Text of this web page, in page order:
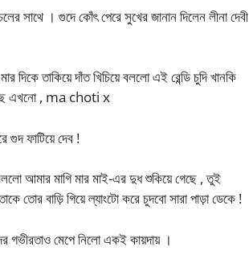
সাথে । গুদে কোঁৎ পেরে সুখের জানান দিলেন লীনা দেবী
দিকে তাকিয়ে দাঁত খিচিয়ে বললো এই রেন্ডি চুদি খানকি
আছে এখনো , ma choti x
গুদ ফাটিয়ে দেব !
আমার মাগি মার মাই-এর দুধ শুকিয়ে গেছে , তুই
তোর বাড়ি গিয়ে ল্যাংটো করে চুদবো সারা পাড়া ডেকে !
মেপে নিলো একই কায়দায় ।